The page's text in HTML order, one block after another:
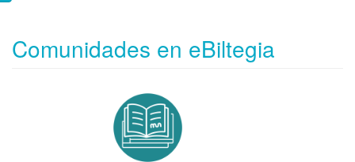
Comunidades en eBiltegia